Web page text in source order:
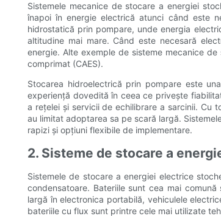
Sistemele mecanice de stocare a energiei
înapoi în energie electrică atunci când este
hidrostatică prin pompare, unde energia
altitudine mai mare. Când este necesară
energie. Alte exemple de sisteme mecanice
comprimat (CAES).
Stocarea hidroelectrică prin pompare este
experiență dovedită în ceea ce privește
a rețelei și servicii de echilibrare a sarcinii. Cu
au limitat adoptarea sa pe scară largă.
rapizi și opțiuni flexibile de implementare.
2. Sisteme de stocare a
Sistemele de stocare a energiei electrice
condensatoare. Bateriile sunt cea mai
largă în electronica portabilă, vehiculele
bateriile cu flux sunt printre cele mai utilizate